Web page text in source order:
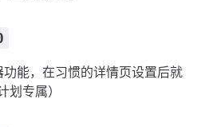
能，在习惯的详情页设置后就
划专属）